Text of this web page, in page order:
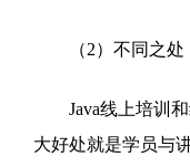
（2）不同之处
Java线上培训和
大好处就是学员与